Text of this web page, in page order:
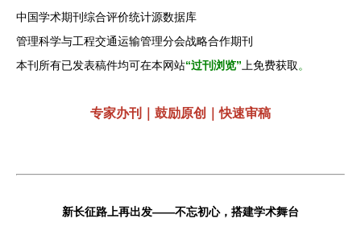
中国学术期刊综合评价统计源数据库
管理科学与工程交通运输管理分会战略合作期刊
本刊所有已发表稿件均可在本网站“过刊浏览” 上免费获取 。
专家办刊｜鼓励原创｜快速审稿
新长征路上再出发——不忘初心，搭建学术舞台